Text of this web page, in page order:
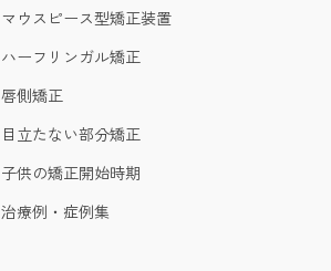
マウスピース型矯正装置
ハーフリンガル矯正
唇側矯正
目立たない部分矯正
子供の矯正開始時期
治療例・症例集